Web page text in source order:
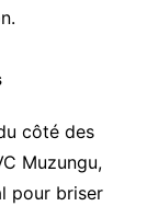
côté des
Muzungu,
pour briser